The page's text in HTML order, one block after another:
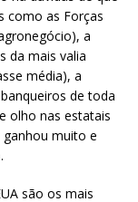
A
p
p
como as Forças
a
da mais valia
média), a
de toda
olho nas estatais
ganhou muito e
são os mais